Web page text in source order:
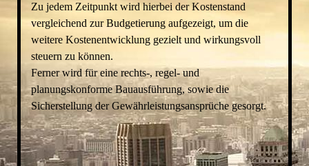
Zu jedem Zeitpunkt wird hierbei der Kostenstand
vergleichend zur Budgetierung aufgezeigt, um die
weitere Kostenentwicklung gezielt und wirkungsvoll
steuern zu können.
Ferner wird für eine rechts-, regel- und
planungskonforme Bauausführung, sowie die
Sicherstellung der Gewährleistungsansprüche gesorgt.